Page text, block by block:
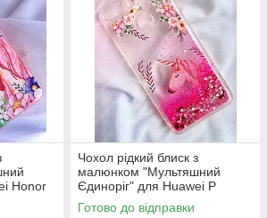
Honor
Чохол рідкий блиск з
малюнком "Мультяшний
Єдиноріг" для Huawei P
Smart/ Honor 7s
Готово до відправки